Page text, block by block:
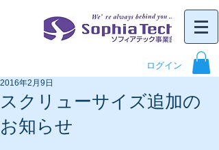
ログイン
スクリューサイズ追加の
お知らせ
2016年2月9日